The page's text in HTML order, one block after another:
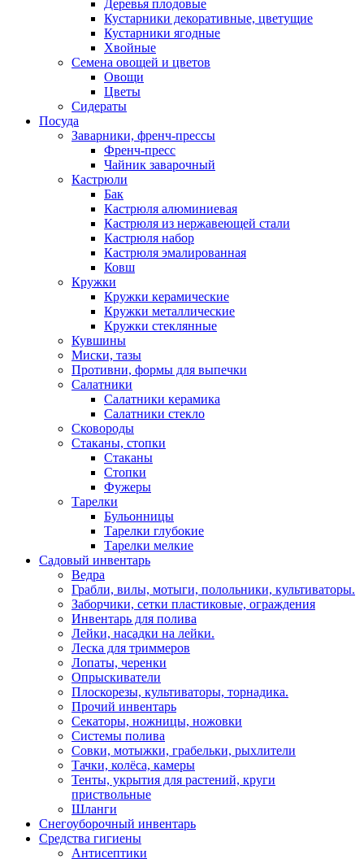
Деревья плодовые
Кустарники декоративные, цветущие
Кустарники ягодные
Хвойные
Семена овощей и цветов
Овощи
Цветы
Сидераты
Посуда
Заварники, френч-прессы
Френч-пресс
Чайник заварочный
Кастрюли
Бак
Кастрюля алюминиевая
Кастрюля из нержавеющей стали
Кастрюля набор
Кастрюля эмалированная
Ковш
Кружки
Кружки керамические
Кружки металлические
Кружки стеклянные
Кувшины
Миски, тазы
Противни, формы для выпечки
Салатники
Салатники керамика
Салатники стекло
Сковороды
Стаканы, стопки
Стаканы
Стопки
Фужеры
Тарелки
Бульонницы
Тарелки глубокие
Тарелки мелкие
Садовый инвентарь
Ведра
Грабли, вилы, мотыги, полольники, культиваторы.
Заборчики, сетки пластиковые, ограждения
Инвентарь для полива
Лейки, насадки на лейки.
Леска для триммеров
Лопаты, черенки
Опрыскиватели
Плоскорезы, культиваторы, торнадика.
Прочий инвентарь
Секаторы, ножницы, ножовки
Системы полива
Совки, мотыжки, грабельки, рыхлители
Тачки, колёса, камеры
Тенты, укрытия для растений, круги
приствольные
Шланги
Снегоуборочный инвентарь
Средства гигиены
Антисептики